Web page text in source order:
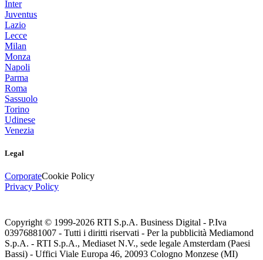
Inter
Juventus
Lazio
Lecce
Milan
Monza
Napoli
Parma
Roma
Sassuolo
Torino
Udinese
Venezia
Legal
CorporateCookie Policy
Privacy Policy
Copyright © 1999-2026 RTI S.p.A. Business Digital - P.Iva
03976881007 - Tutti i diritti riservati - Per la pubblicità Mediamond
S.p.A. - RTI S.p.A., Mediaset N.V., sede legale Amsterdam (Paesi
Bassi) - Uffici Viale Europa 46, 20093 Cologno Monzese (MI)